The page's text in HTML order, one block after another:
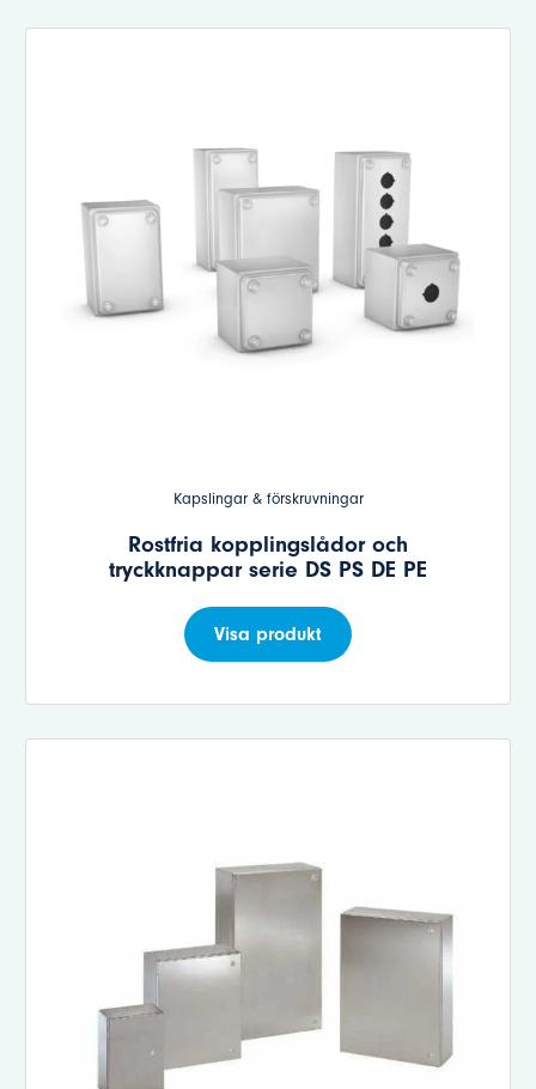
Kapslingar & förskruvningar
Rostfria kopplingslådor och
tryckknappar serie DS PS DE PE
Visa produkt